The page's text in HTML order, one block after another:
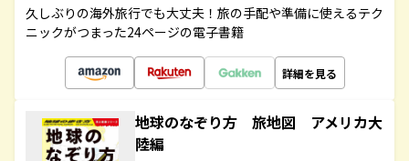
久しぶりの海外旅行でも大丈夫！旅の手配や準備に使えるテク
ニックがつまった24ページの電子書籍
詳細を見る
地球のなぞり方 旅地図 アメリカ大
陸編